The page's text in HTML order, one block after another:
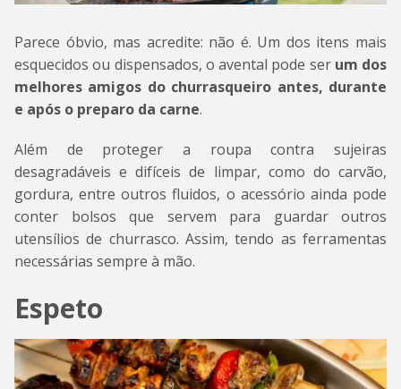
Parece óbvio, mas acredite: não é. Um dos itens mais
esquecidos ou dispensados, o avental pode ser um dos
melhores amigos do churrasqueiro antes, durante
e após o preparo da carne.
Além de proteger a roupa contra sujeiras
desagradáveis e difíceis de limpar, como do carvão,
gordura, entre outros fluidos, o acessório ainda pode
conter bolsos que servem para guardar outros
utensílios de churrasco. Assim, tendo as ferramentas
necessárias sempre à mão.
Espeto